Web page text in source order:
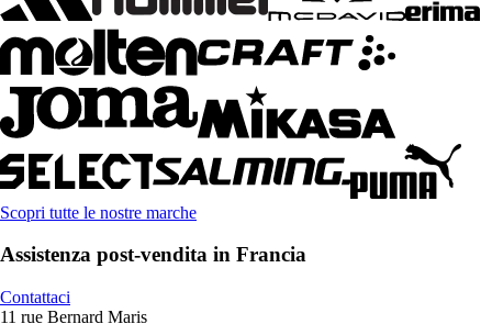
Scopri tutte le nostre marche
Assistenza post-vendita in Francia
Contattaci
11 rue Bernard Maris